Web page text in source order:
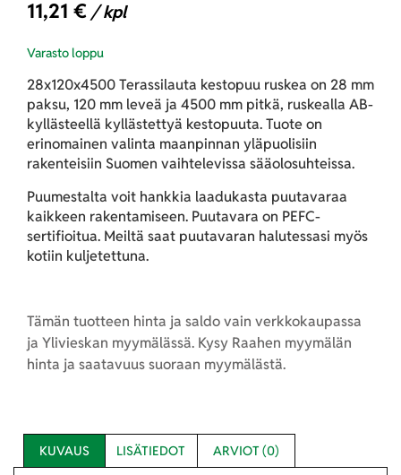
11,21 € / kpl
Varasto loppu
28x120x4500 Terassilauta kestopuu ruskea on 28 mm
paksu, 120 mm leveä ja 4500 mm pitkä, ruskealla AB-
kyllästeellä kyllästettyä kestopuuta. Tuote on
erinomainen valinta maanpinnan yläpuolisiin
rakenteisiin Suomen vaihtelevissa sääolosuhteissa.
Puumestalta voit hankkia laadukasta puutavaraa
kaikkeen rakentamiseen. Puutavara on PEFC-
sertifioitua. Meiltä saat puutavaran halutessasi myös
kotiin kuljetettuna.
Tämän tuotteen hinta ja saldo vain verkkokaupassa
ja Ylivieskan myymälässä. Kysy Raahen myymälän
hinta ja saatavuus suoraan myymälästä.
KUVAUS LISÄTIEDOT ARVIOT (0)